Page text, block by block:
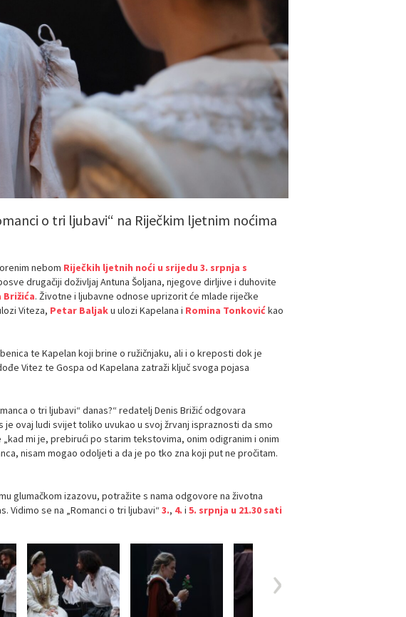
o tri ljubavi“ na Riječkim ljetnim noćima
nebom Riječkih ljetnih noći u srijedu 3. srpnja s
drugačiji doživljaj Antuna Šoljana, njegove dirljive i duhovite
Brižića. Životne i ljubavne odnose uprizorit će mlade riječke
Viteza, Petar Baljaku ulozi Kapelana i Romina Tonkovićkao
te Kapelan koji brine o ružičnjaku, ali i o kreposti dok je
Vitez te Gospa od Kapelana zatraži ključ svoga pojasa
o tri ljubavi“ danas?“ redatelj Denis Brižić odgovara
ovaj ludi svijet toliko uvukao u svoj žrvanj ispraznosti da smo
mi je, prebirući po starim tekstovima, onim odigranim i onim
nisam mogao odoljeti a da je po tko zna koji put ne pročitam.
glumačkom izazovu, potražite s nama odgovore na životna
Vidimo se na „Romanci o tri ljubavi“ 3., 4. i 5. srpnja u 21.30 sati